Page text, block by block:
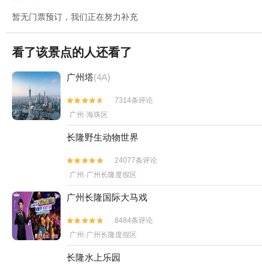
暂无门票预订，我们正在努力补充
看了该景点的人还看了
广州塔(4A)


7314条评论
广州·海珠区
长隆野生动物世界


24077条评论
广州·广州长隆度假区
广州长隆国际大马戏


8484条评论
广州·广州长隆度假区
长隆水上乐园